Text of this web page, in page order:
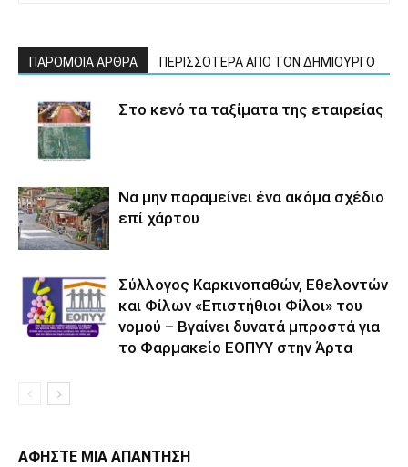
ΠΑΡΟΜΟΙΑ ΑΡΘΡΑ ΠΕΡΙΣΣΟΤΕΡΑ ΑΠΟ ΤΟΝ ΔΗΜΙΟΥΡΓΟ
Στο κενό τα ταξίματα της εταιρείας
Να μην παραμείνει ένα ακόμα σχέδιο
επί χάρτου
Σύλλογος Καρκινοπαθών, Εθελοντών
και Φίλων «Επιστήθιοι Φίλοι» του
νομού – Βγαίνει δυνατά μπροστά για
το Φαρμακείο ΕΟΠΥΥ στην Άρτα
ΑΦΗΣΤΕ ΜΙΑ ΑΠΑΝΤΗΣΗ